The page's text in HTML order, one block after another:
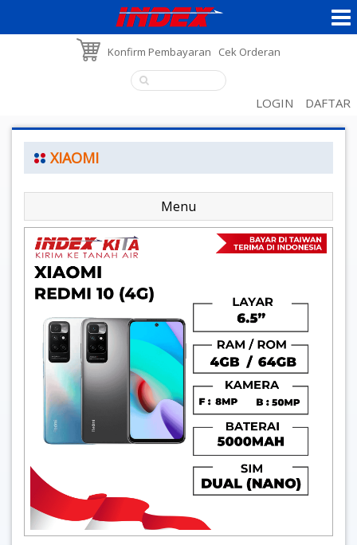
Konfirm Pembayaran Cek Orderan
LOGIN DAFTAR
XIAOMI
Menu